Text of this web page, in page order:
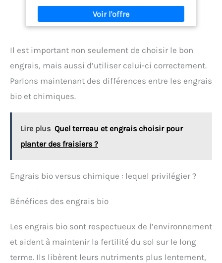
Juin|Juillet|Août|Septembre|Octobre
Il est important non seulement de choisir le bon
engrais, mais aussi d’utiliser celui-ci correctement.
Parlons maintenant des différences entre les engrais
bio et chimiques.
Lire plus Quel terreau et engrais choisir pour
planter des fraisiers ?
Engrais bio versus chimique : lequel privilégier ?
Bénéfices des engrais bio
Les engrais bio sont respectueux de l’environnement
et aident à maintenir la fertilité du sol sur le long
terme. Ils libèrent leurs nutriments plus lentement,